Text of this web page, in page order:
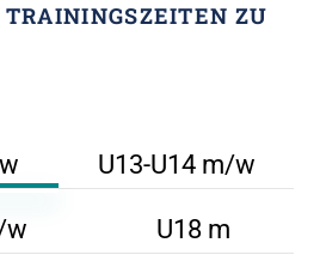
ZU
U13-U14 m/w
w U18 m